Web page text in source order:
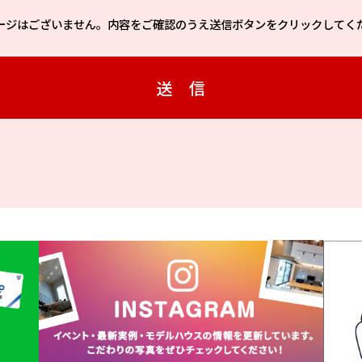
ジはございません。内容をご確認のうえ送信ボタンをクリックしてく